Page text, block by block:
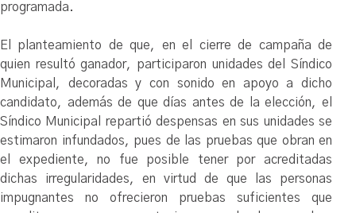
programada.
El planteamiento de que, en el cierre de campaña de
quien resultó ganador, participaron unidades del Síndico
Municipal, decoradas y con sonido en apoyo a dicho
candidato, además de que días antes de la elección, el
Síndico Municipal repartió despensas en sus unidades se
estimaron infundados, pues de las pruebas que obran en
el expediente, no fue posible tener por acreditadas
dichas irregularidades, en virtud de que las personas
impugnantes no ofrecieron pruebas suficientes que